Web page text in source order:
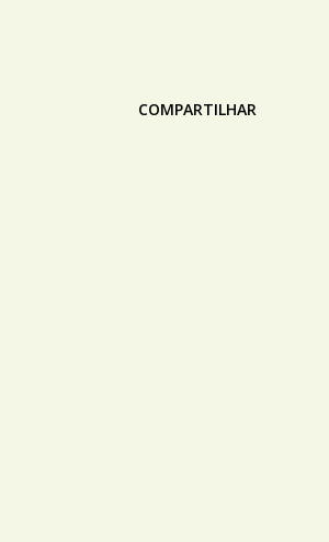
COMPARTILHAR